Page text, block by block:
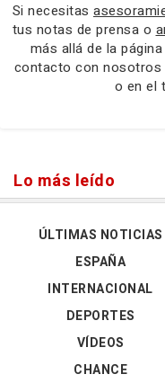
Si necesitas
tus notas de prensa o
más allá de la
contacto con nosotros
o en el
Lo más leído
ÚLTIMAS NOTICIAS
ESPAÑA
INTERNACIONAL
DEPORTES
VÍDEOS
CHANCE